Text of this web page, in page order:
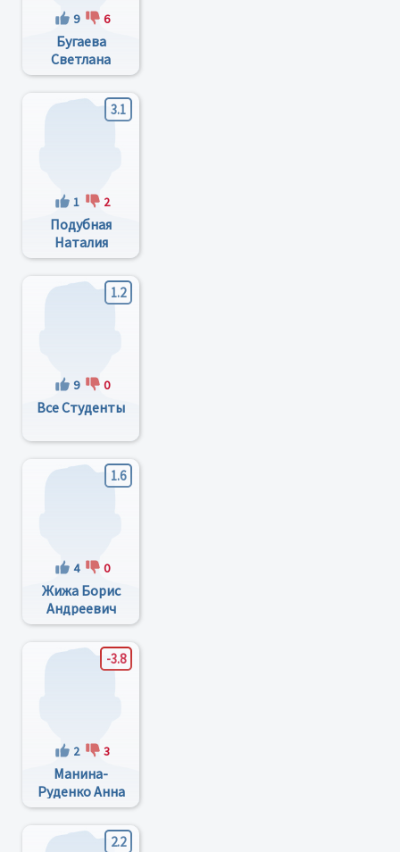
9 6
Бугаева
Светлана
Викторовна
3.1
1 2
Подубная
Наталия
Николаевна
1.2
9 0
Все Студенты
1.6
4 0
Жижа Борис
Андреевич
-3.8
2 3
Манина-
Руденко Анна
Константиновна
2.2